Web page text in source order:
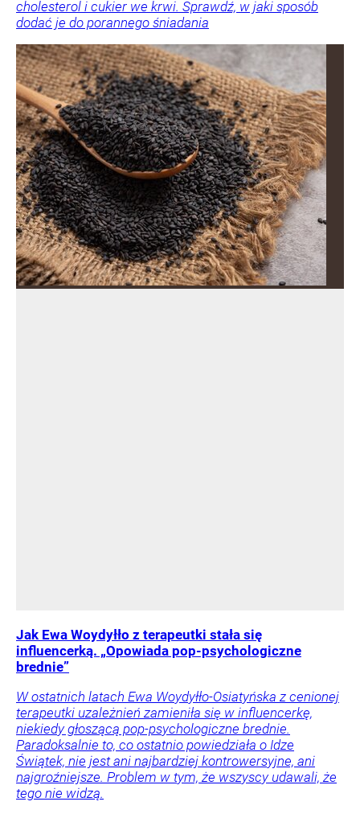
cholesterol i cukier we krwi. Sprawdź, w jaki sposób
dodać je do porannego śniadania
Jak Ewa Woydyłło z terapeutki stała się
influencerką. „Opowiada pop-psychologiczne
brednie”
W ostatnich latach Ewa Woydyłło-Osiatyńska z cenionej
terapeutki uzależnień zamieniła się w influencerkę,
niekiedy głoszącą pop-psychologiczne brednie.
Paradoksalnie to, co ostatnio powiedziała o Idze
Świątek, nie jest ani najbardziej kontrowersyjne, ani
najgroźniejsze. Problem w tym, że wszyscy udawali, że
tego nie widzą.